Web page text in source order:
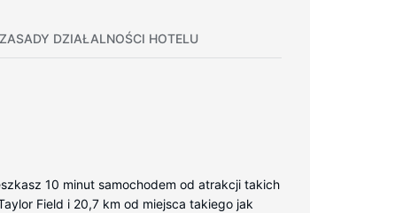
ZASADY DZIAŁALNOŚCI HOTELU
10 minut samochodem od atrakcji takich
Field i 20,7 km od miejsca takiego jak